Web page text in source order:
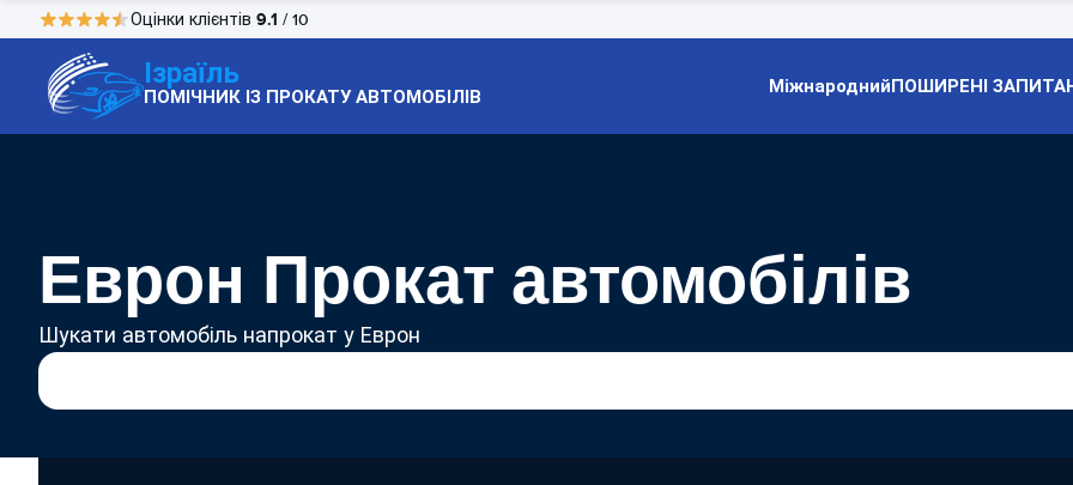
Оцінки клієнтів 9.1 / 10
Ізраїль
ПОМІЧНИК ІЗ ПРОКАТУ АВТОМОБІЛІВ МіжнароднийПОШИРЕНІ
Еврон Прокат автомобілів
Шукати автомобіль напрокат у Еврон